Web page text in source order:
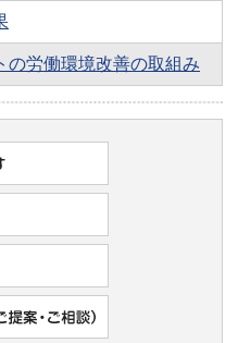
の労働環境改善の取組み